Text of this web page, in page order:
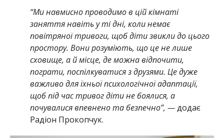
“Ми навмисно проводимо в цій кімнаті
заняття навіть у ті дні, коли немає
повітряної тривоги, щоб діти звикли до цього
простору. Вони розуміють, що це не лише
сховище, а й місце, де можна відпочити,
пограти, поспілкуватися з друзями. Це дуже
важливо для їхньої психологічної адаптації,
щоб під час тривог діти не боялися, а
почувалися впевнено та безпечно”, —додає
Радіон Прокопчук.